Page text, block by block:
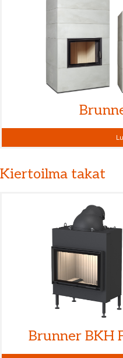
Kiertoilma takat
Brunner BKH